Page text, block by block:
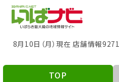
8月10日（月）現在 店舗情報
TOP